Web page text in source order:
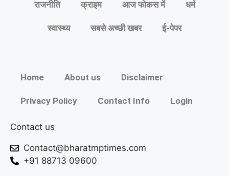
राजनीति क्राइम आज फोकस में धर्म
स्वास्थ्य सबसे अच्छी खबर ई-पेपर
Home About us Disclaimer
Privacy Policy Contact Info Login
Contact us
Contact@bharatmptimes.com
+91 88713 09600